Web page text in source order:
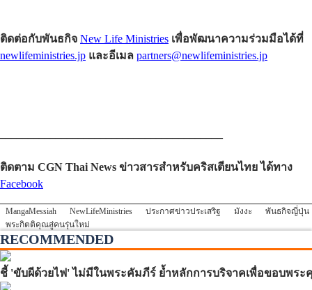
ติดต่อกับพันธกิจ New Life Ministries เพื่อพัฒนาความร่วมมือได้ที่
newlifeministries.jp และอีเมล partners@newlifeministries.jp
ติดตาม CGN Thai News ข่าวสารสำหรับคริสเตียนไทย ได้ทาง
Facebook
MangaMessiah NewLifeMinistries ประกาศข่าวประเสริฐ มังงะ
พันธกิจญี่ปุ่น
พระกิตติคุณสู่คนรุ่นใหม่
RECOMMENDED
ชี้ 'ขับผีด้วยไฟ' ไม่มีในพระคัมภีร์ ย้ำหลักการบริจาคเพื่อขอบพร